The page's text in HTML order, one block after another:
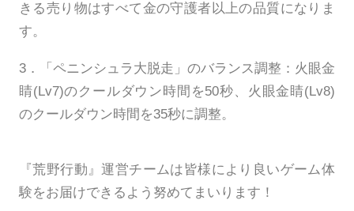
きる売り物はすべて金の守護者以上の品質になりま
す。
3．「ペニンシュラ大脱走」のバランス調整：火眼金
睛(Lv7)のクールダウン時間を50秒、火眼金睛(Lv8)
のクールダウン時間を35秒に調整。
『荒野行動』運営チームは皆様により良いゲーム体
験をお届けできるよう努めてまいります！